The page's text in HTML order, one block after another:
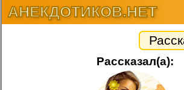
АНЕКДОТИКОВ.НЕТ
Рассказал(а):